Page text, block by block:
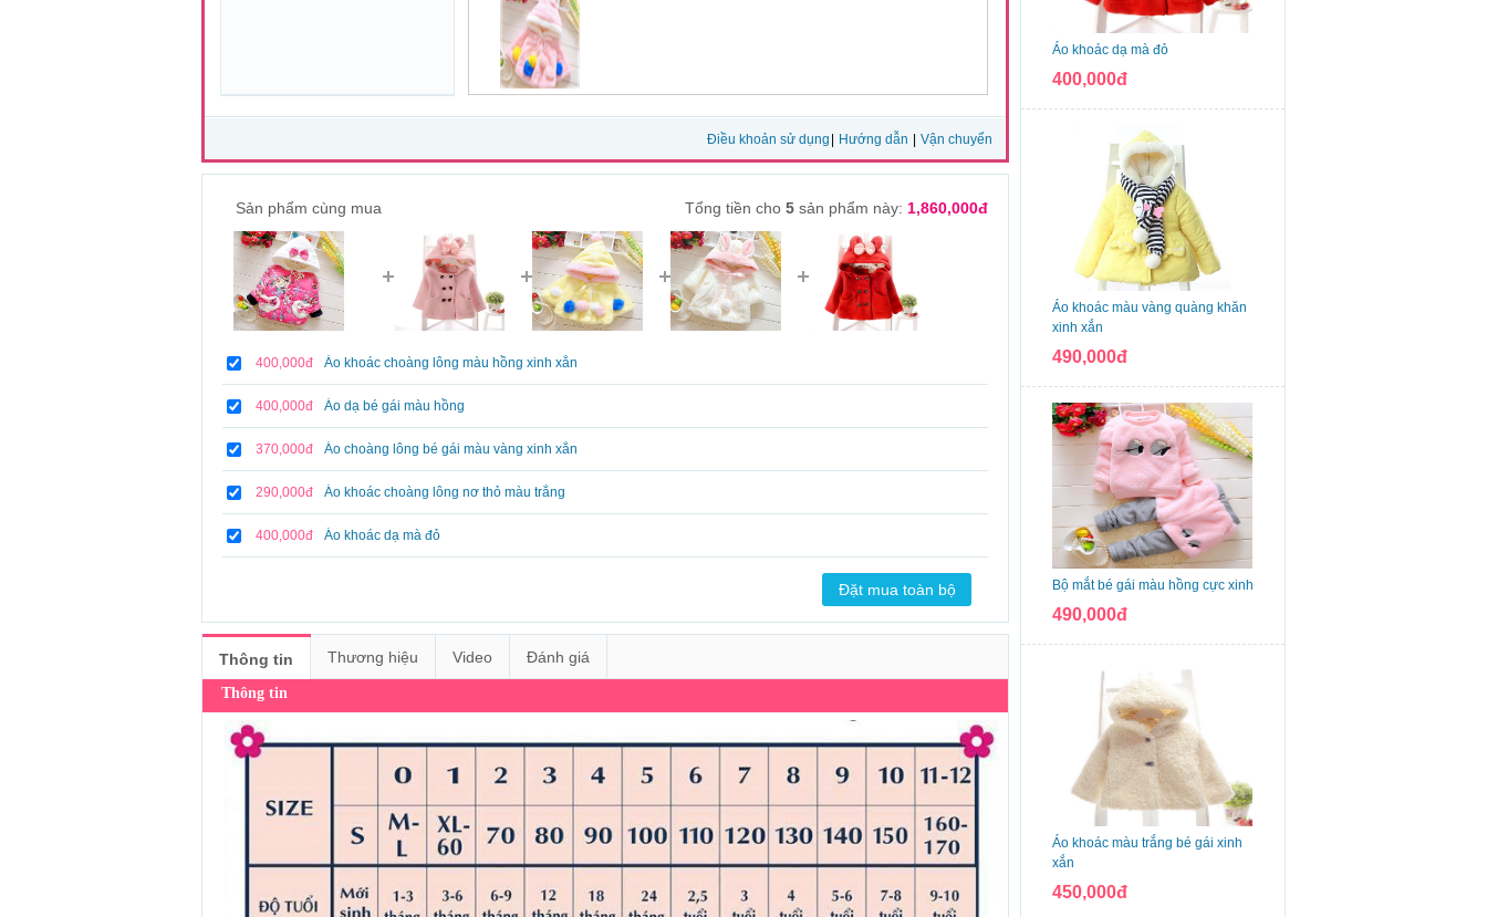
Điều khoản sử dụng Hướng dẫn Vận chuyển
Sản phẩm cùng mua Tổng tiền cho 5 sản phẩm này: 1,860,000đ
400,000đ Áo khoác choàng lông màu hồng xinh xắn
400,000đ Áo dạ bé gái màu hồng
370,000đ Áo choàng lông bé gái màu vàng xinh xắn
290,000đ Áo khoác choàng lông nơ thỏ màu trắng
400,000đ Áo khoác dạ mà đỏ
Thông tin Thương hiệu Video Đánh giá
Thông tin
Áo khoác dạ mà đỏ
400,000đ
Áo khoác màu vàng quàng khăn
xinh xắn
490,000đ
Bộ mắt bé gái màu hồng cực xinh
490,000đ
Áo khoác màu trắng bé gái xinh
xắn
450,000đ